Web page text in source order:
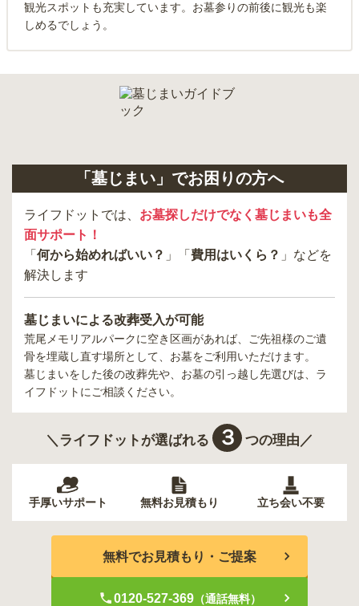
観光スポットも充実しています。お墓参りの前後に観光も楽
しめるでしょう。
「墓じまい」でお困りの方へ
ライフドットでは、 お墓探しだけでなく墓じまいも全
面サポート！
「 何から始めればいい？ 」「 費用はいくら？ 」などを
解決します
墓じまいによる改葬受入が可能
荒尾メモリアルパークに空き区画があれば、ご先祖様のご遺
骨を埋蔵し直す場所として、お墓をご利用いただけます。
墓じまいをした後の改葬先や、お墓の引っ越し先選びは、ラ
イフドットにご相談ください。
＼ライフドットが選ばれる ３ つの理由／
手厚いサポート 無料お見積もり 立ち会い不要
無料でお見積もり・ご提案
0120-527-369（通話無料）